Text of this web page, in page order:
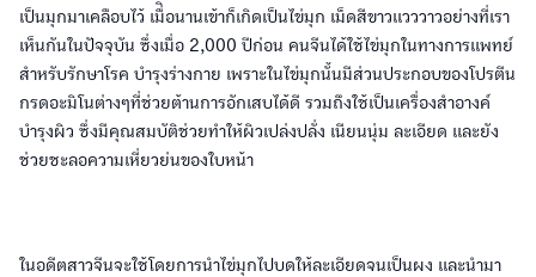
เป็นมุกมาเคลือบไว้ เมื่ิอนานเข้าก็เกิดเป็นไข่มุก เม็ดสีขาวแวววาวอย่างที่เรา
เห็นกันในปัจจุบัน ซึ่งเมื่อ 2,000 ปีก่อน คนจีนได้ใช้ไข่มุกในทางการแพทย์
สำหรับรักษาโรค บำรุงร่างกาย เพราะในไข่มุกนั้นมีส่วนประกอบของโปรตีน
กรดอะมิโนต่างๆที่ช่วยต้านการอักเสบได้ดี รวมถึงใช้เป็นเครื่องสำอางค์
บำรุงผิว ซึ่งมีคุณสมบัติช่วยทำให้ผิวเปล่งปลั่ง เนียนนุ่ม ละเอียด และยัง
ช่วยชะลอความเหี่ยวย่นของใบหน้า
ในอดีตสาวจีนจะใช้โดยการนำไข่มุกไปบดให้ละเอียดจนเป็นผง และนำมา